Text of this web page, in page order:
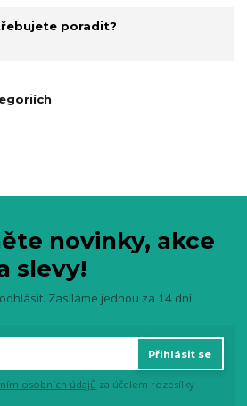
poradit?
novinky, akce
slevy!
Zasíláme jednou za 14 dní.
Přihlásit se
osobních údajů za účelem rozesílky